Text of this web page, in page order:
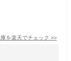
を楽天でチェック >>